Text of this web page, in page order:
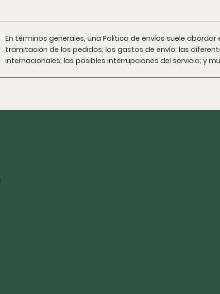
En términos generales, una Política de envíos suele
tramitación de los pedidos; los gastos de envío; las
internacionales; las posibles interrupciones del servicio; y